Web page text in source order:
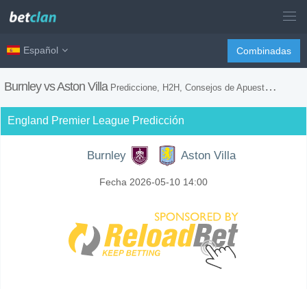
Español Combinadas
Burnley vs Aston Villa Prediccione, H2H, Consejos de Apuestas y Previsión del Partido
England Premier League Predicción
Burnley Aston Villa
Fecha 2026-05-10 14:00